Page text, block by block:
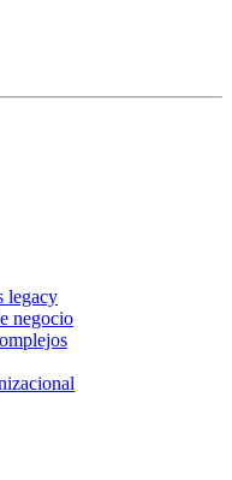
legacy
negocio